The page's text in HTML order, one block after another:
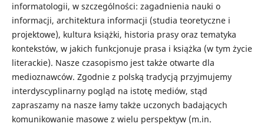
informatologii, w szczególności: zagadnienia nauki o
informacji, architektura informacji (studia teoretyczne i
projektowe), kultura książki, historia prasy oraz tematyka
kontekstów, w jakich funkcjonuje prasa i książka (w tym życie
literackie). Nasze czasopismo jest także otwarte dla
medioznawców. Zgodnie z polską tradycją przyjmujemy
interdyscyplinarny pogląd na istotę mediów, stąd
zapraszamy na nasze łamy także uczonych badających
komunikowanie masowe z wielu perspektyw (m.in.